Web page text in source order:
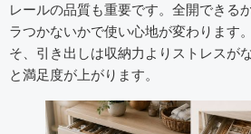
レールの品質も重要です。全開できる
ラつかないかで使い心地が変わります
そ、引き出しは収納力よりストレスが
と満足度が上がります。